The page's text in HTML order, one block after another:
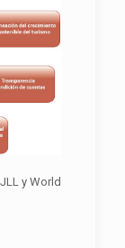
y World